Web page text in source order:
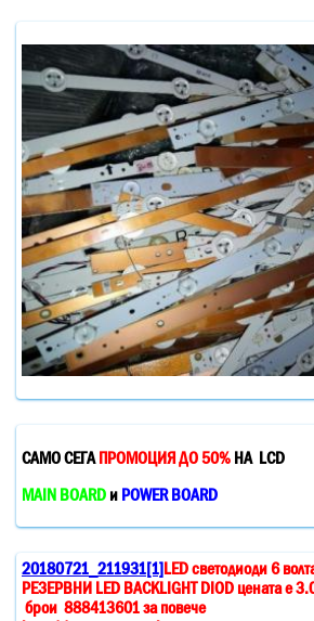
САМО СЕГАПРОМОЦИЯ ДО 50% НА LCD
MAIN BOARD и POWER BOARD
20180721_211931[1]LED светодиоди 6
РЕЗЕРВНИ LED BACKLIGHT DIOD цената е
брои 888413601 за повече